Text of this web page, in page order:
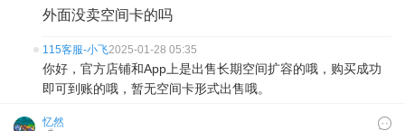
外面没卖空间卡的吗
115客服-小飞2025-01-28 05:35
你好，官方店铺和App上是出售长期空间扩容的哦，购买成功
即可到账的哦，暂无空间卡形式出售哦。
忆然